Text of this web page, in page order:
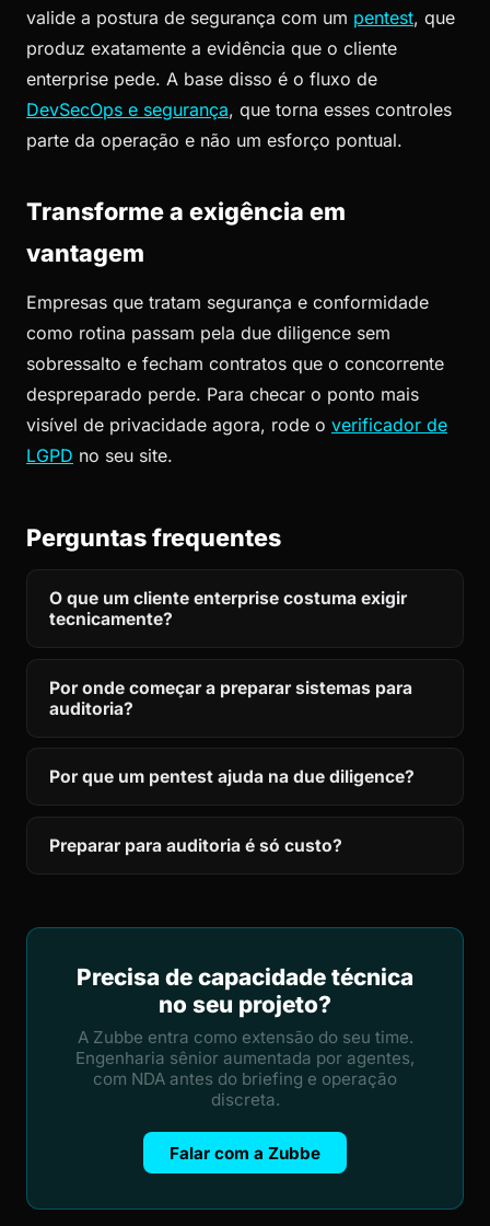
valide a postura de segurança com um pentest, que
produz exatamente a evidência que o cliente
enterprise pede. A base disso é o fluxo de
DevSecOps e segurança, que torna esses controles
parte da operação e não um esforço pontual.
Transforme a exigência em
vantagem
Empresas que tratam segurança e conformidade
como rotina passam pela due diligence sem
sobressalto e fecham contratos que o concorrente
despreparado perde. Para checar o ponto mais
visível de privacidade agora, rode o verificador de
LGPD no seu site.
Perguntas frequentes
O que um cliente enterprise costuma exigir
tecnicamente?
Por onde começar a preparar sistemas para
auditoria?
Por que um pentest ajuda na due diligence?
Preparar para auditoria é só custo?
Precisa de capacidade técnica
no seu projeto?
A Zubbe entra como extensão do seu time.
Engenharia sênior aumentada por agentes,
com NDA antes do briefing e operação
discreta.
Falar com a Zubbe